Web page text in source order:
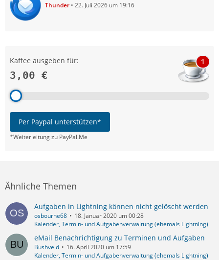
Thunder 22. Juli 2026 um 19:16
Kaffee ausgeben für:
3,00 €
1
Per Paypal unterstützen*
*Weiterleitung zu PayPal.Me
Ähnliche Themen
Aufgaben in Lightning können nicht gelöscht werden
osbourne68
18. Januar 2020 um 00:28
Kalender, Termin- und Aufgabenverwaltung (ehemals Lightning)
eMail Benachrichtigung zu Terminen und Aufgaben
Bushveld
16. April 2020 um 17:59
Kalender, Termin- und Aufgabenverwaltung (ehemals Lightning)